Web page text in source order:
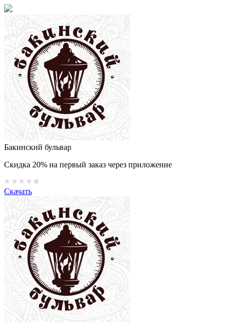
Бакинский бульвар
Скидка 20% на первый заказ через приложение
Скачать